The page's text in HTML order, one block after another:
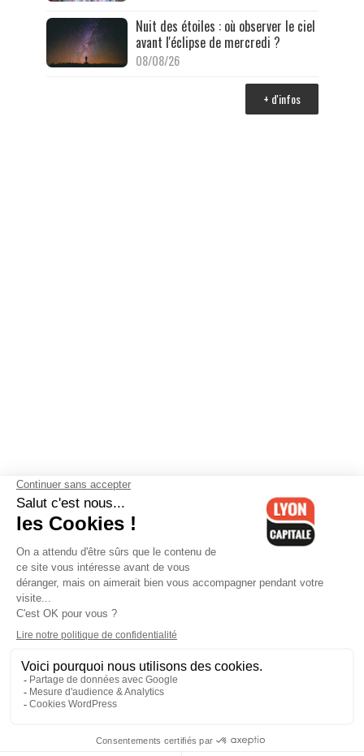
Nuit des étoiles : où observer le ciel
avant l'éclipse de mercredi ?
08/08/26
+ d'infos
Contactez-nous-Mentions légales-CGV-Politique de
confidentialité-Gestion des cookies
Cedex 06